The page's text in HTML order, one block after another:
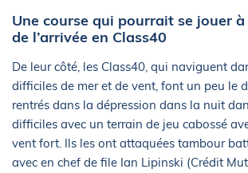
Une course qui pourrait se jouer
de l’arrivée en Class40
De leur côté, les Class40, qui naviguent
difficiles de mer et de vent, font un peu le
rentrés dans la dépression dans la nuit
difficiles avec un terrain de jeu cabossé
vent fort. Ils les ont attaquées tambour
avec en chef de file Ian Lipinski (Crédit